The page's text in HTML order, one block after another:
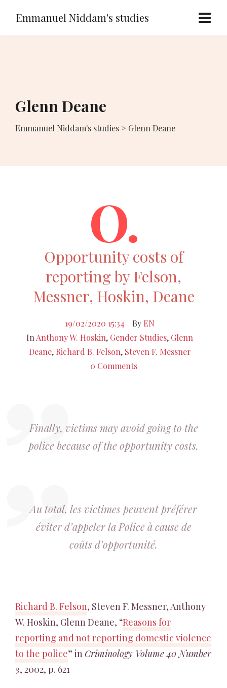
Emmanuel Niddam's studies
Glenn Deane
Emmanuel Niddam's studies > Glenn Deane
O.
Opportunity costs of
reporting by Felson,
Messner, Hoskin, Deane
19/02/2020 15:34 By EN
In Anthony W. Hoskin, Gender Studies, Glenn
Deane, Richard B. Felson, Steven F. Messner
0 Comments
Finally, victims may avoid going to the
police because of the opportunity costs.
Au total, les victimes peuvent préférer
éviter d’appeler la Police à cause de
coûts d’opportunité.
Richard B. Felson, Steven F. Messner, Anthony
W. Hoskin, Glenn Deane, “Reasons for
reporting and not reporting domestic violence
to the police” in Criminology Volume 40 Number
3, 2002, p. 621